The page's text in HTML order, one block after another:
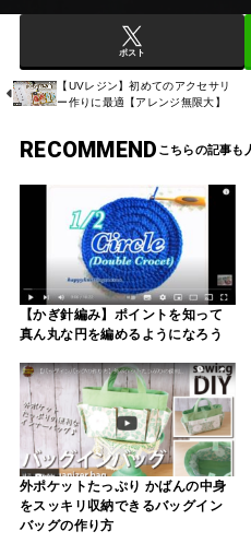
ポスト
【UVレジン】初めてのアクセサリ
ー作りに最適【アレンジ無限大】
RECOMMEND
【かぎ針編み】ポイントを知って
真ん丸な円を編めるようになろう
外ポケットたっぷり かばんの中身
をスッキリ収納できるバッグイン
バッグの作り方